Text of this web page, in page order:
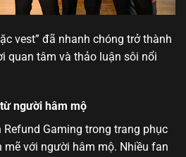
vest” đã nhanh chóng trở thành
quan tâm và thảo luận sôi nổi
người hâm mộ
Refund Gaming trong trang phục
với người hâm mộ. Nhiều fan